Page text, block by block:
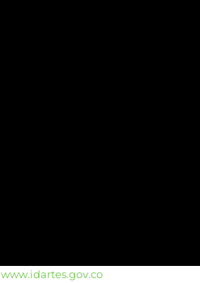
www.idartes.gov.co